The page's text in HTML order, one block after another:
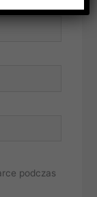
podczas